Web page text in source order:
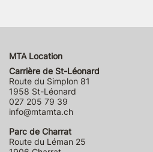
MTA Location
Carrière de St-Léonard
Route du Simplon 81
1958 St-Léonard
027 205 79 39
info@mtamta.ch
Parc de Charrat
Route du Léman 25